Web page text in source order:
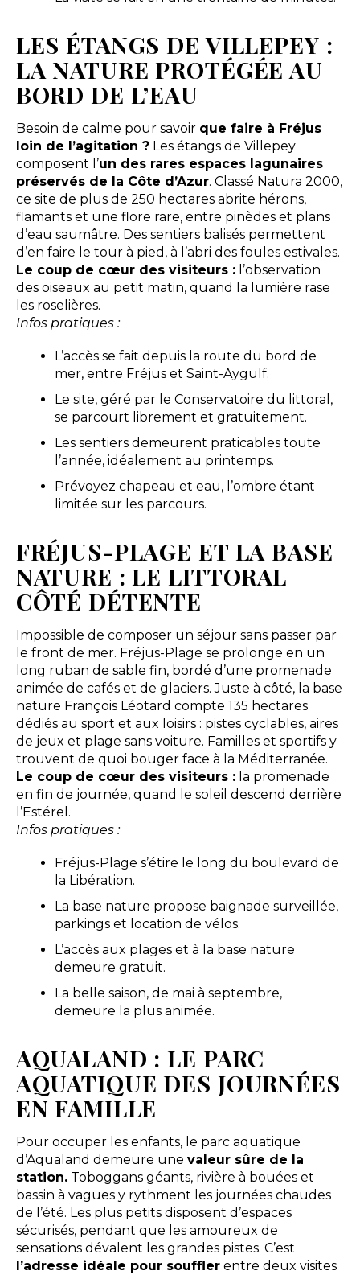
LES ÉTANGS DE VILLEPEY :
LA NATURE PROTÉGÉE AU
BORD DE L’EAU
Besoin de calme pour savoir que faire à Fréjus
loin de l’agitation ?Les étangs de Villepey
composent l’un des rares espaces lagunaires
préservés de la Côte d’Azur. Classé Natura 2000,
ce site de plus de 250 hectares abrite hérons,
flamants et une flore rare, entre pinèdes et plans
d’eau saumâtre. Des sentiers balisés permettent
d’en faire le tour à pied, à l’abri des foules estivales.
Le coup de cœur des visiteurs :l’observation
des oiseaux au petit matin, quand la lumière rase
les roselières.
Infos pratiques :
L’accès se fait depuis la route du bord de
mer, entre Fréjus et Saint-Aygulf.
Le site, géré par le Conservatoire du littoral,
se parcourt librement et gratuitement.
Les sentiers demeurent praticables toute
l’année, idéalement au printemps.
Prévoyez chapeau et eau, l’ombre étant
limitée sur les parcours.
FRÉJUS-PLAGE ET LA BASE
NATURE : LE LITTORAL
CÔTÉ DÉTENTE
Impossible de composer un séjour sans passer par
le front de mer. Fréjus-Plage se prolonge en un
long ruban de sable fin, bordé d’une promenade
animée de cafés et de glaciers. Juste à côté, la base
nature François Léotard compte 135 hectares
dédiés au sport et aux loisirs : pistes cyclables, aires
de jeux et plage sans voiture. Familles et sportifs y
trouvent de quoi bouger face à la Méditerranée.
Le coup de cœur des visiteurs :la promenade
en fin de journée, quand le soleil descend derrière
l’Estérel.
Infos pratiques :
Fréjus-Plage s’étire le long du boulevard de
la Libération.
La base nature propose baignade surveillée,
parkings et location de vélos.
L’accès aux plages et à la base nature
demeure gratuit.
La belle saison, de mai à septembre,
demeure la plus animée.
AQUALAND : LE PARC
AQUATIQUE DES JOURNÉES
EN FAMILLE
Pour occuper les enfants, le parc aquatique
d’Aqualand demeure une valeur sûre de la
station.Toboggans géants, rivière à bouées et
bassin à vagues y rythment les journées chaudes
de l’été. Les plus petits disposent d’espaces
sécurisés, pendant que les amoureux de
sensations dévalent les grandes pistes. C’est
l’adresse idéale pour soufflerentre deux visites